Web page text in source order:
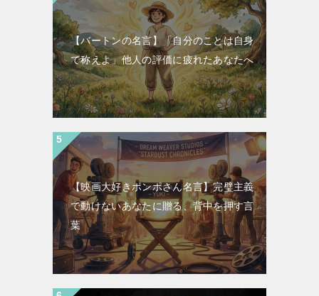
【バートンの名言】「自分のことは自身
で称えよ」他人の評価に疲れたあなたへ
【映画大好きポンポさん名言】完璧主義
で動けないあなたに贈る、背中を押す言
葉